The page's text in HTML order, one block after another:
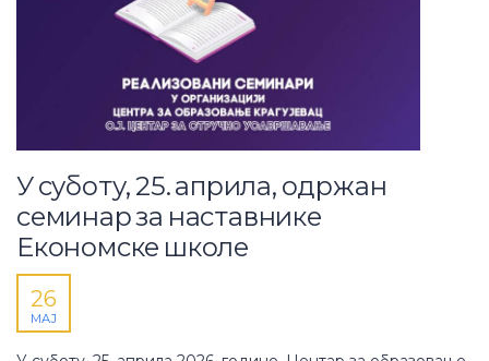
У суботу, 25. априла, одржан
семинар за наставнике
Економске школе
26
МАЈ